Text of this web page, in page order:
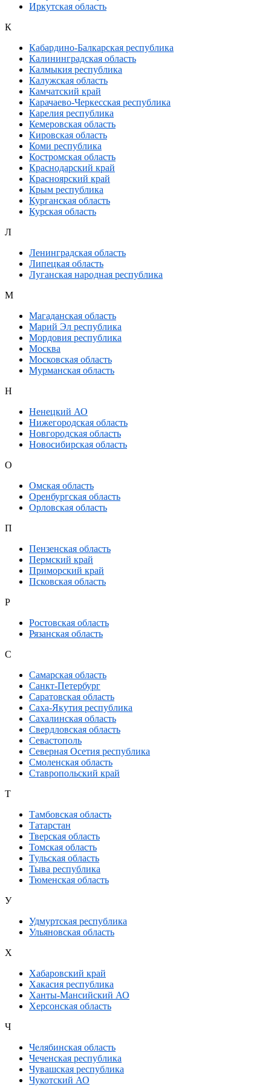
Иркутская область
К
Кабардино-Балкарская республика
Калининградская область
Калмыкия республика
Калужская область
Камчатский край
Карачаево-Черкесская республика
Карелия республика
Кемеровская область
Кировская область
Коми республика
Костромская область
Краснодарский край
Красноярский край
Крым республика
Курганская область
Курская область
Л
Ленинградская область
Липецкая область
Луганская народная республика
М
Магаданская область
Марий Эл республика
Мордовия республика
Москва
Московская область
Мурманская область
Н
Ненецкий АО
Нижегородская область
Новгородская область
Новосибирская область
О
Омская область
Оренбургская область
Орловская область
П
Пензенская область
Пермский край
Приморский край
Псковская область
Р
Ростовская область
Рязанская область
С
Самарская область
Санкт-Петербург
Саратовская область
Саха-Якутия республика
Сахалинская область
Свердловская область
Севастополь
Северная Осетия республика
Смоленская область
Ставропольский край
Т
Тамбовская область
Татарстан
Тверская область
Томская область
Тульская область
Тыва республика
Тюменская область
У
Удмуртская республика
Ульяновская область
Х
Хабаровский край
Хакасия республика
Ханты-Мансийский АО
Херсонская область
Ч
Челябинская область
Чеченская республика
Чувашская республика
Чукотский АО